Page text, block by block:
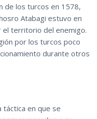
de los turcos en 1578,
Atabagi estuvo en
territorio del enemigo.
por los turcos poco
durante otros
táctica en que se